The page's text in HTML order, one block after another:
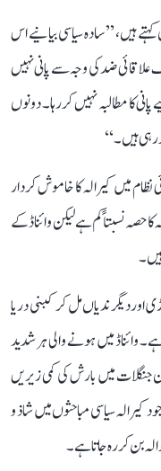
ہیں، ’’سادہ سیاسی بیانیے اس
علاقائی ضد کی وجہ سے پانی نہیں
کا مطالبہ نہیں کر رہا۔ دونوں
رہی ہیں۔‘‘
میں کیرالہ کا خاموش کردار
حصہ نسبتاً کم ہے لیکن وائناڈ کے
اور دیگر ندیاں مل کر کبنی دریا
وائناڈ میں ہونے والی ہر شدید
جنگلات میں بارش کی کمی زیریں
کیرالہ سیاسی مباحثوں میں شاذ و
بن کر رہ جاتا ہے۔